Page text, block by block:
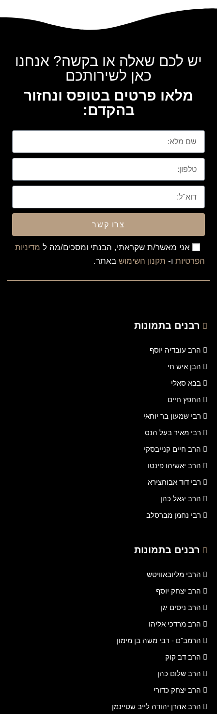
יש לכם שאלה או בקשה? אנחנו
כאן לשירותכם
מלאו פרטים בטופס ונחזור
בהקדם:
אני מאשר/ת שקראתי, הבנתי ומסכים/מה ל מדיניות
הפרטיות ו- תקנון השימוש באתר.
צרו קשר
רבנים בתמונות
הרב עובדיה יוסף
הבן איש חי
בבא סאלי
החפץ חיים
רבי שמעון בר יוחאי
רבי מאיר בעל הנס
הרב חיים קנייבסקי
הרב יאשיהו פינטו
רבי דוד אבוחצירא
הרב יגאל כהן
רבי נחמן מברסלב
רבנים בתמונות
הרבי מליובאוויטש
הרב יצחק יוסף
הרב ניסים יגן
הרב מרדכי אליהו
הרמב"ם - רבי משה בן מימון
הרב דב קוק
הרב שלום כהן
הרב יצחק כדורי
הרב אהרן יהודה לייב שטיינמן